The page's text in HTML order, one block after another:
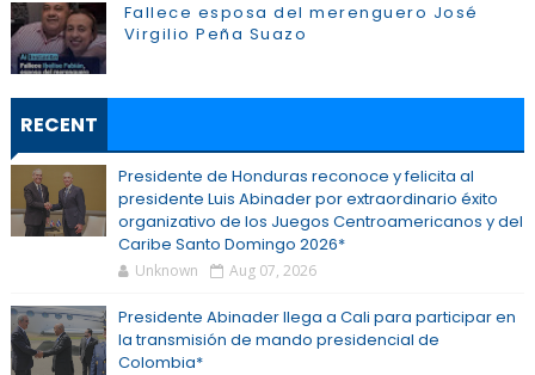
Fallece esposa del merenguero José
Virgilio Peña Suazo
RECENT
Presidente de Honduras reconoce y felicita al
presidente Luis Abinader por extraordinario éxito
organizativo de los Juegos Centroamericanos y del
Caribe Santo Domingo 2026*
Unknown Aug 07, 2026
Presidente Abinader llega a Cali para participar en
la transmisión de mando presidencial de
Colombia*